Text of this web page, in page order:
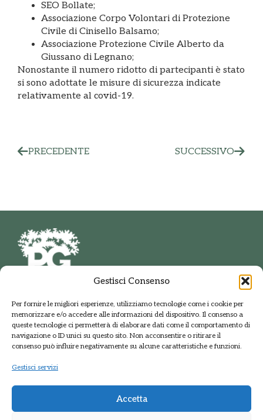
Gestisci Consenso
Per fornire le migliori esperienze, utilizziamo tecnologie come i cookie per
memorizzare e/o accedere alle informazioni del dispositivo. Il consenso a
queste tecnologie ci permetterà di elaborare dati come il comportamento di
navigazione o ID unici su questo sito. Non acconsentire o ritirare il
consenso può influire negativamente su alcune caratteristiche e funzioni.
Gestisci servizi
Accetta
SEO Bollate;
Associazione Corpo Volontari di Protezione
Civile di Cinisello Balsamo;
Associazione Protezione Civile Alberto da
Giussano di Legnano;
Nonostante il numero ridotto di partecipanti è stato
si sono adottate le misure di sicurezza indicate
relativamente al covid-19.
PRECEDENTE SUCCESSIVO
PARCO DELLE GROANE
E DELLA BRUGHIERA BRIANTEA
Via della Polveriera, 2
20033 Solaro Milano
Tel.: +39 02 9698141
PEC: protocolloparcogroane@promopec.it
Regione Lombardia